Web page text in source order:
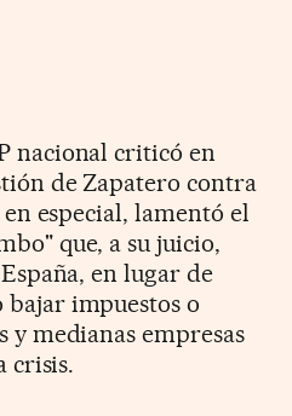
nacional criticó en
de Zapatero contra
especial, lamentó el
que, a su juicio,
en lugar de
impuestos o
y medianas empresas
crisis.